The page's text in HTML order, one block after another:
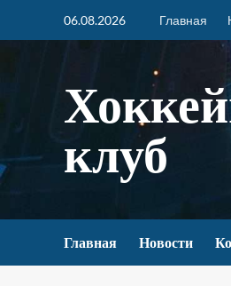
06.08.2026 Главная
клуб
Главная Новости